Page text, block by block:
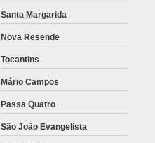
Santa Margarida
Nova Resende
Tocantins
Mário Campos
Passa Quatro
São João Evangelista